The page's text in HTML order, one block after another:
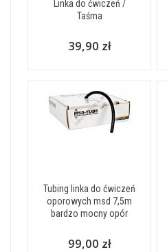
Linka do ćwiczeń /
Taśma
39,90 zł
Tubing linka do ćwiczeń
oporowych msd 7,5m
bardzo mocny opór
99,00 zł